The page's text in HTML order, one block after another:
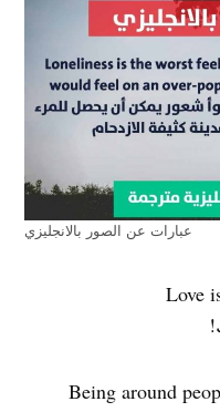
عبارات عن الصور بالانجليزي
Love
.Being around